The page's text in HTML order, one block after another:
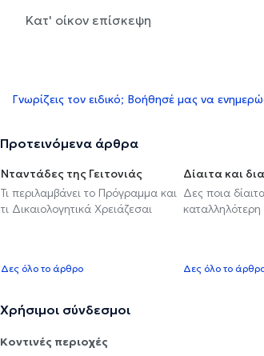
Κατ' οίκον επίσκεψη
Γνωρίζεις τον ειδικό; Βοήθησέ μας να
Προτεινόμενα άρθρα
Νταντάδες της Γειτονιάς
Τι περιλαμβάνει το Πρόγραμμα και
τι Δικαιολογητικά Χρειάζεσαι
Δες όλο το άρθρο
Δίαιτα και
Δες ποια
Δες όλο το
Χρήσιμοι σύνδεσμοι
Κοντινές περιοχές